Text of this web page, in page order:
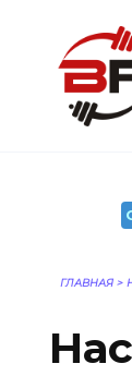
содержанию
ГЛАВНАЯ >